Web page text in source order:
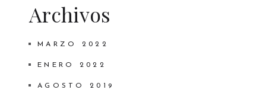
Archivos
MARZO 2022
ENERO 2022
AGOSTO 2019